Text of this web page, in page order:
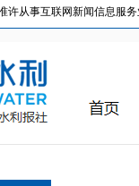
许从事互联网新闻信息服